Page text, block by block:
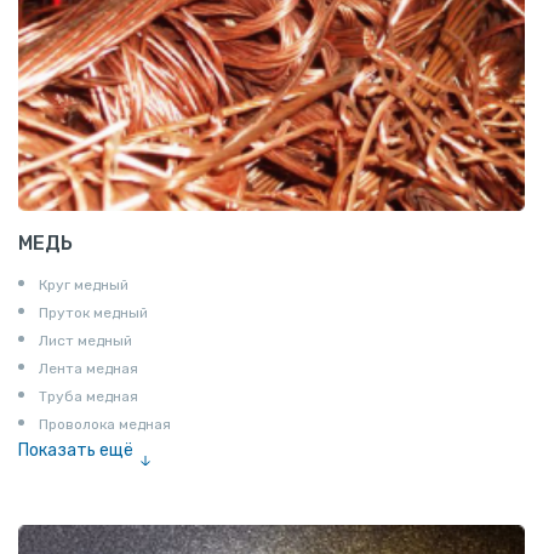
МЕДЬ
Круг медный
Пруток медный
Лист медный
Лента медная
Труба медная
Проволока медная
Показать ещё